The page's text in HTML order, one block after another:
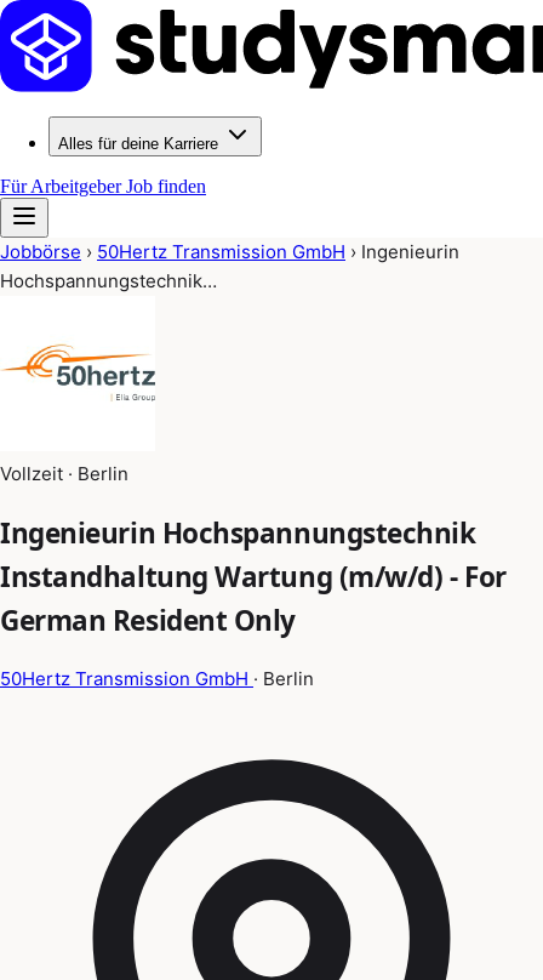
Alles für deine Karriere
Für ArbeitgeberJob finden
Jobbörse › 50Hertz Transmission GmbH › Ingenieurin
Hochspannungstechnik…
Vollzeit · Berlin
Ingenieurin Hochspannungstechnik
Instandhaltung Wartung (m/w/d) - For
German Resident Only
50Hertz Transmission GmbH · Berlin